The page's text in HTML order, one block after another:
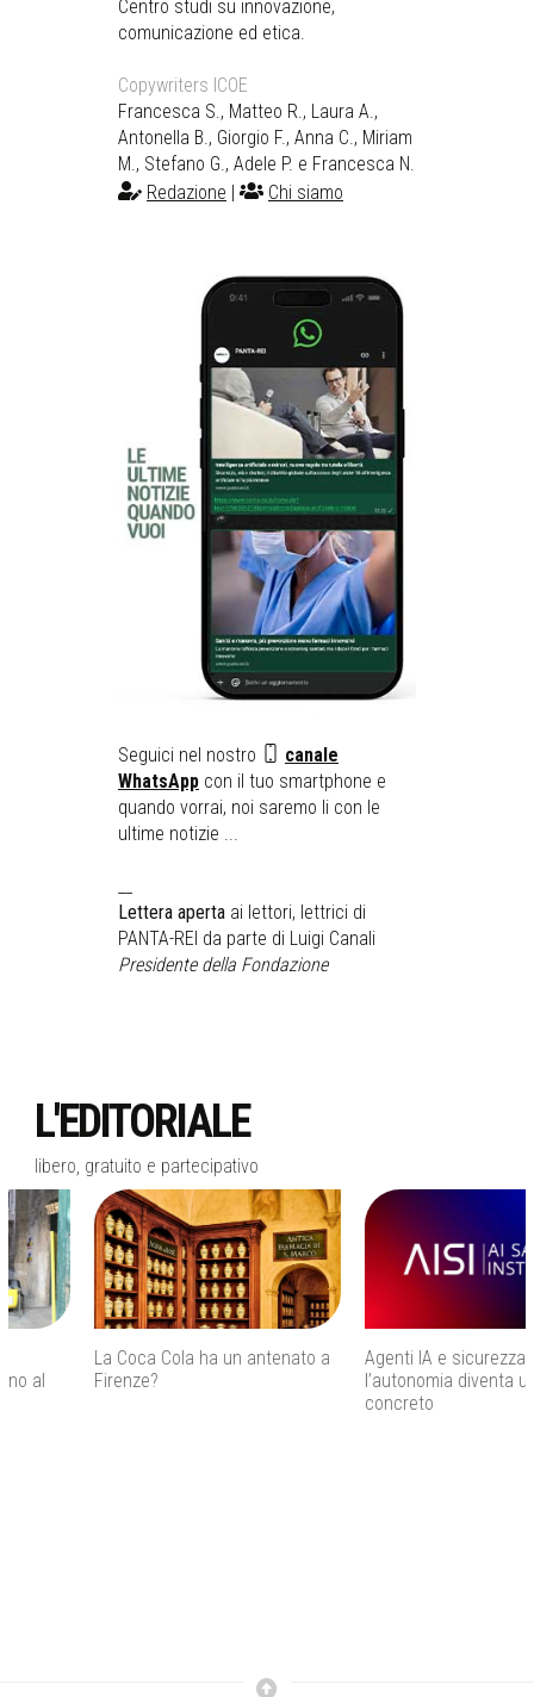
Centro studi su innovazione,
comunicazione ed etica.
Copywriters ICOE
Francesca S., Matteo R., Laura A.,
Antonella B., Giorgio F., Anna C., Miriam
M., Stefano G., Adele P. e Francesca N.
Redazione
Chi siamo
Seguici nel nostro
canale
WhatsApp con il tuo smartphone e
quando vorrai, noi saremo li con le
ultime notizie ...
Lettera aperta ai lettori, lettrici di
PANTA-REI da parte di Luigi Canali
Presidente della Fondazione
L'EDITORIALE
libero, gratuito e partecipativo
La Coca Cola ha un antenato a
Firenze?
Agenti IA e sicurezza, quando
l’autonomia diventa un rischio